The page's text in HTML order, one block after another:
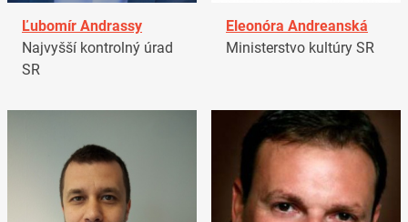
Ľubomír Andrassy
Najvyšší kontrolný úrad
SR
Eleonóra Andreanská
Ministerstvo kultúry SR